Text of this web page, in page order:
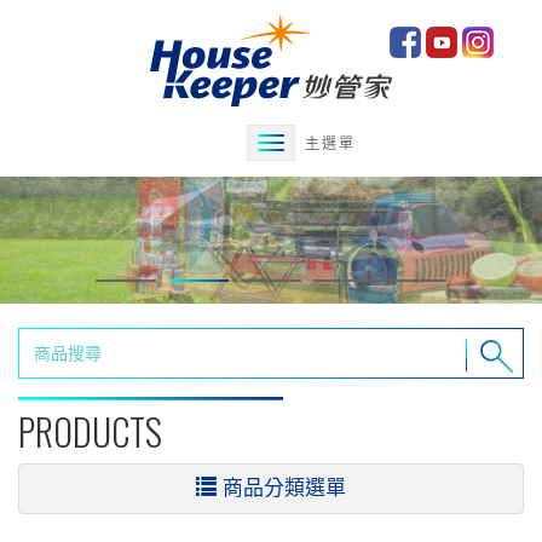
主選單
PRODUCTS
商品分類選單